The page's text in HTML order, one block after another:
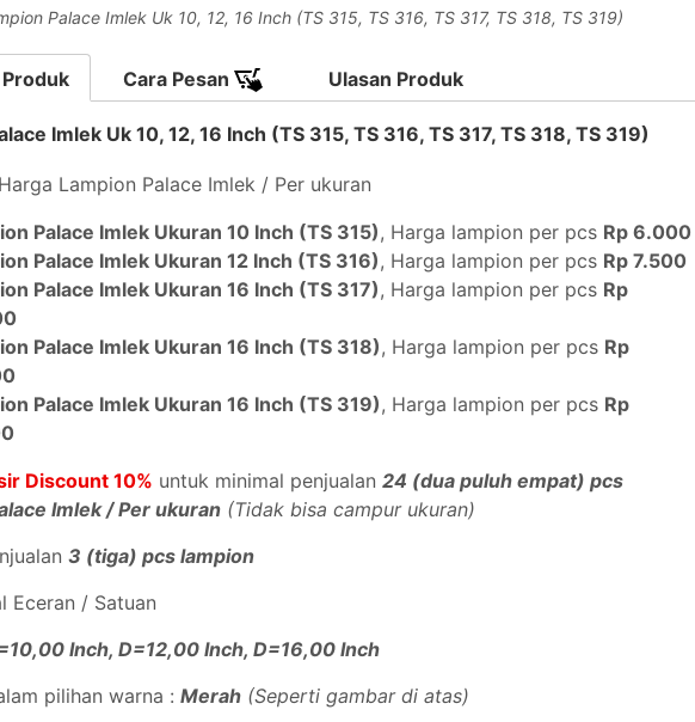
Palace Imlek Uk 10, 12, 16 Inch (TS 315, TS 316, TS 317, TS 318, TS 319)
Imlek Uk 10, 12, 16 Inch (TS 315, TS 316, TS 317, TS 318, TS 319)
Lampion Palace Imlek / Per ukuran
Palace Imlek Ukuran 10 Inch (TS 315), Harga lampion per pcs Rp 6.000
Palace Imlek Ukuran 12 Inch (TS 316), Harga lampion per pcs Rp 7.500
Palace Imlek Ukuran 16 Inch (TS 317), Harga lampion per pcs Rp
Palace Imlek Ukuran 16 Inch (TS 318), Harga lampion per pcs Rp
Palace Imlek Ukuran 16 Inch (TS 319), Harga lampion per pcs Rp
Discount 10% untuk minimal penjualan 24 (dua puluh empat) pcs
Imlek / Per ukuran (Tidak bisa campur ukuran)
3 (tiga) pcs lampion
Eceran / Satuan
Inch, D=12,00 Inch, D=16,00 Inch
pilihan warna : Merah (Seperti gambar di atas)
Cara Pesan Ulasan Produk